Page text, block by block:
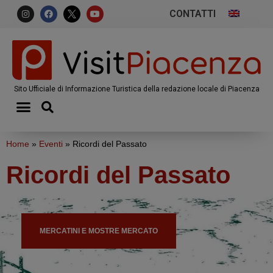
CONTATTI
Sito Ufficiale di Informazione Turistica della redazione locale di Piacenza
Home » Eventi » Ricordi del Passato
Ricordi del Passato
MERCATINI E MOSTRE MERCATO